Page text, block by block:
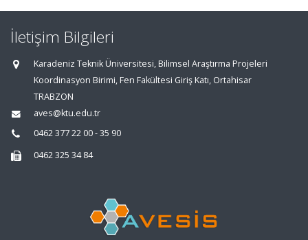
İletişim Bilgileri
Karadeniz Teknik Üniversitesi, Bilimsel Araştırma Projeleri
Koordinasyon Birimi, Fen Fakültesi Giriş Katı, Ortahisar
TRABZON
aves@ktu.edu.tr
0462 377 22 00 - 35 90
0462 325 34 84